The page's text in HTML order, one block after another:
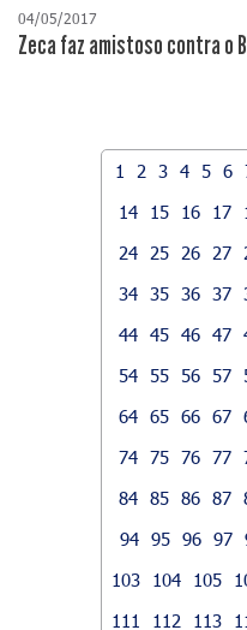
04/05/2017
Zeca faz amistoso contra o
1 2 3 4 5 6
14
15 16 17
24
25 26 27
34 35 36 37
44 45 46 47
54 55 56 57
64 65 66 67
74 75 76 77
84 85 86 87
94 95 96 97
103
104 105
111
112 113